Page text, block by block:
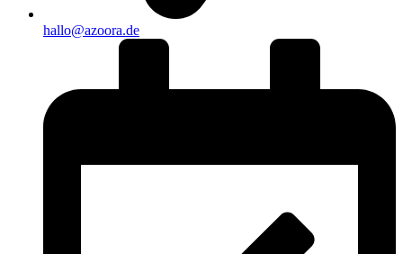
hallo@azoora.de